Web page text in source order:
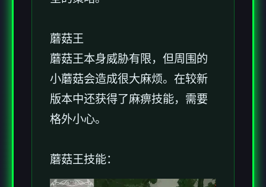
蘑菇王
蘑菇王本身威胁有限，但周围的
小蘑菇会造成很大麻烦。在较新
版本中还获得了麻痹技能，需要
格外小心。
蘑菇王技能：